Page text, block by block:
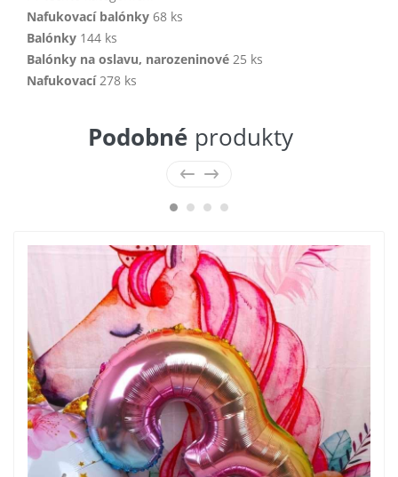
Nafukovací balónky 68 ks
Balónky 144 ks
Balónky na oslavu, narozeninové 25 ks
Nafukovací278 ks
Podobné produkty